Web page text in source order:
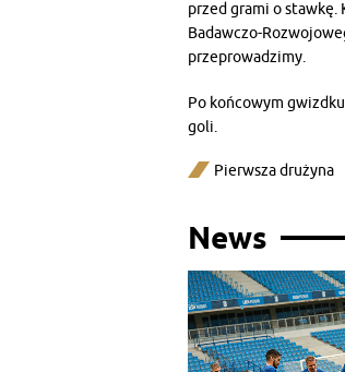
przed grami o
Badawczo-
przeprowadzimy.
Po końcowym
goli.
Pierwsza drużyna
News